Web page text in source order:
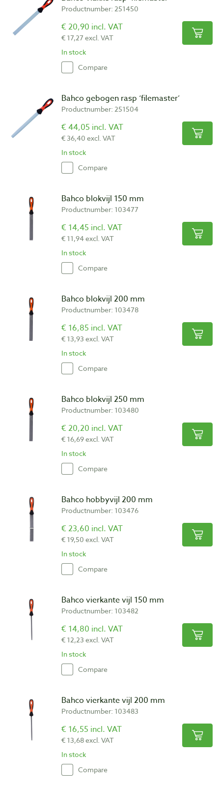
Productnumber: 251450
€ 20,90 incl. VAT
€ 17,27 excl. VAT
In stock
Compare
Bahco gebogen rasp ‘filemaster’
Productnumber: 251504
€ 44,05 incl. VAT
€ 36,40 excl. VAT
In stock
Compare
Bahco blokvijl 150 mm
Productnumber: 103477
€ 14,45 incl. VAT
€ 11,94 excl. VAT
In stock
Compare
Bahco blokvijl 200 mm
Productnumber: 103478
€ 16,85 incl. VAT
€ 13,93 excl. VAT
In stock
Compare
Bahco blokvijl 250 mm
Productnumber: 103480
€ 20,20 incl. VAT
€ 16,69 excl. VAT
In stock
Compare
Bahco hobbyvijl 200 mm
Productnumber: 103476
€ 23,60 incl. VAT
€ 19,50 excl. VAT
In stock
Compare
Bahco vierkante vijl 150 mm
Productnumber: 103482
€ 14,80 incl. VAT
€ 12,23 excl. VAT
In stock
Compare
Bahco vierkante vijl 200 mm
Productnumber: 103483
€ 16,55 incl. VAT
€ 13,68 excl. VAT
In stock
Compare